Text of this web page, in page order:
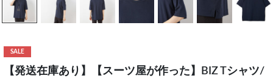
SALE
【発送在庫あり】【スーツ屋が作った】BIZ Tシャツ/